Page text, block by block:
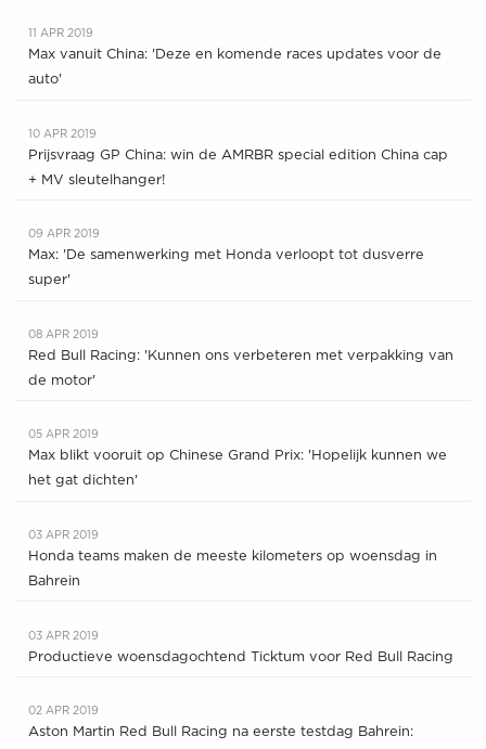
11 APR 2019
Max vanuit China: 'Deze en komende races updates voor de
auto'
10 APR 2019
Prijsvraag GP China: win de AMRBR special edition China cap
+ MV sleutelhanger!
09 APR 2019
Max: 'De samenwerking met Honda verloopt tot dusverre
super'
08 APR 2019
Red Bull Racing: 'Kunnen ons verbeteren met verpakking van
de motor'
05 APR 2019
Max blikt vooruit op Chinese Grand Prix: 'Hopelijk kunnen we
het gat dichten'
03 APR 2019
Honda teams maken de meeste kilometers op woensdag in
Bahrein
03 APR 2019
Productieve woensdagochtend Ticktum voor Red Bull Racing
02 APR 2019
Aston Martin Red Bull Racing na eerste testdag Bahrein: